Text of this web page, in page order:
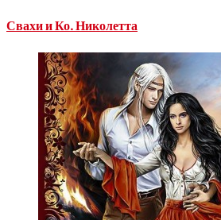
Свахи и Ко. Николетта